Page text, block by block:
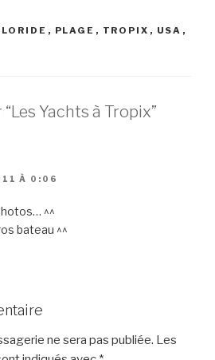
, PLAGE , TROPIX , USA ,
Yachts à Tropix”
À 0:06
^^
bateau ^^
ne sera pas publiée. Les